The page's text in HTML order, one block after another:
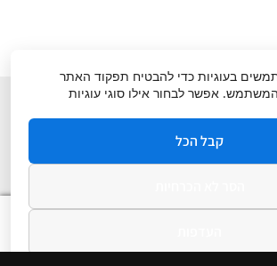
בעוגיות כדי להבטיח תפקוד האתר
אפשר לבחור אילו סוגי עוגיות
קבל הכל